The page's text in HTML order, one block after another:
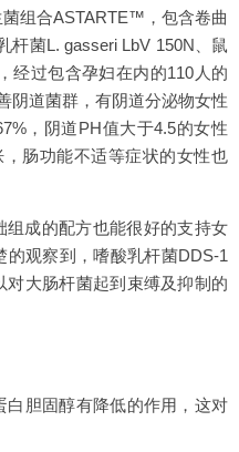
组合ASTARTE™，包含卷曲
杆菌L. gasseri LbV 150N、鼠
经过包含孕妇在内的110人的
阴道菌群，有阴道分泌物女性
，阴道PH值大于4.5的女性
肠功能不适等症状的女性也
组成的配方也能很好的支持女
观察到，嗜酸乳杆菌DDS-1
大肠杆菌起到束缚及抑制的
胆固醇有降低的作用，这对